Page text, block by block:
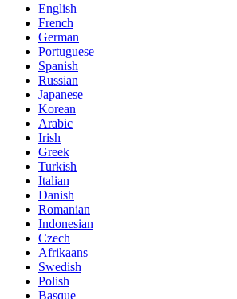
English
French
German
Portuguese
Spanish
Russian
Japanese
Korean
Arabic
Irish
Greek
Turkish
Italian
Danish
Romanian
Indonesian
Czech
Afrikaans
Swedish
Polish
Basque